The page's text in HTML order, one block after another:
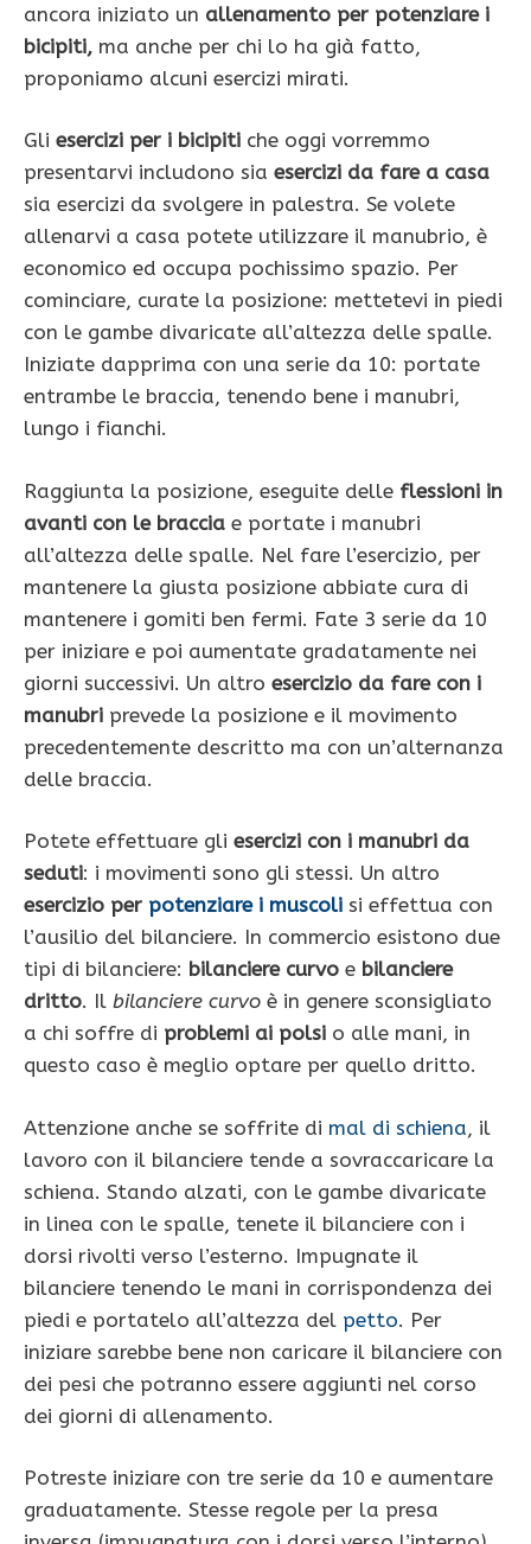
ancora iniziato un allenamento per potenziare i
bicipiti, ma anche per chi lo ha già fatto,
proponiamo alcuni esercizi mirati.
Gli esercizi per i bicipiti che oggi vorremmo
presentarvi includono sia esercizi da fare a casa
sia esercizi da svolgere in palestra. Se volete
allenarvi a casa potete utilizzare il manubrio, è
economico ed occupa pochissimo spazio. Per
cominciare, curate la posizione: mettetevi in piedi
con le gambe divaricate all’altezza delle spalle.
Iniziate dapprima con una serie da 10: portate
entrambe le braccia, tenendo bene i manubri,
lungo i fianchi.
Raggiunta la posizione, eseguite delle flessioni in
avanti con le braccia e portate i manubri
all’altezza delle spalle. Nel fare l’esercizio, per
mantenere la giusta posizione abbiate cura di
mantenere i gomiti ben fermi. Fate 3 serie da 10
per iniziare e poi aumentate gradatamente nei
giorni successivi. Un altro esercizio da fare con i
manubri prevede la posizione e il movimento
precedentemente descritto ma con un’alternanza
delle braccia.
Potete effettuare gli esercizi con i manubri da
seduti: i movimenti sono gli stessi. Un altro
esercizio per potenziare i muscoli si effettua con
l’ausilio del bilanciere. In commercio esistono due
tipi di bilanciere: bilanciere curvo e bilanciere
dritto. Il bilanciere curvo è in genere sconsigliato
a chi soffre di problemi ai polsi o alle mani, in
questo caso è meglio optare per quello dritto.
Attenzione anche se soffrite di mal di schiena, il
lavoro con il bilanciere tende a sovraccaricare la
schiena. Stando alzati, con le gambe divaricate
in linea con le spalle, tenete il bilanciere con i
dorsi rivolti verso l’esterno. Impugnate il
bilanciere tenendo le mani in corrispondenza dei
piedi e portatelo all’altezza del petto. Per
iniziare sarebbe bene non caricare il bilanciere con
dei pesi che potranno essere aggiunti nel corso
dei giorni di allenamento.
Potreste iniziare con tre serie da 10 e aumentare
graduatamente. Stesse regole per la presa